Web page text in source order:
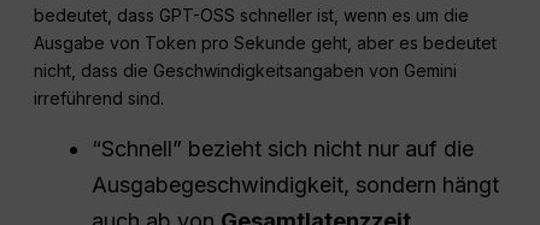
bedeutet, dass GPT-OSS schneller ist, wenn es um die
Ausgabe von Token pro Sekunde geht, aber es bedeutet
nicht, dass die Geschwindigkeitsangaben von Gemini
irreführend sind.
“Schnell” bezieht sich nicht nur auf die
Ausgabegeschwindigkeit, sondern hängt